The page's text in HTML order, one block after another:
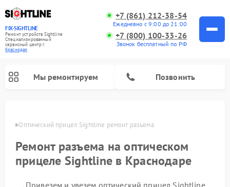
FIX-SIGHTLINE
Ремонт устройств Sightline
Специализированный
cервисный центр г.
Краснодар
+7 (861) 212-38-54
Ежедневно с 9:00 до 21:00
+7 (800) 100-33-26
Звонок бесплатный по РФ
Мы ремонтируем Позвонить
Оптический прицел Sightline ремонт разъема
Ремонт разъема на оптическом
прицеле Sightline в Краснодаре
Привезем и увезем оптический прицел Sightline